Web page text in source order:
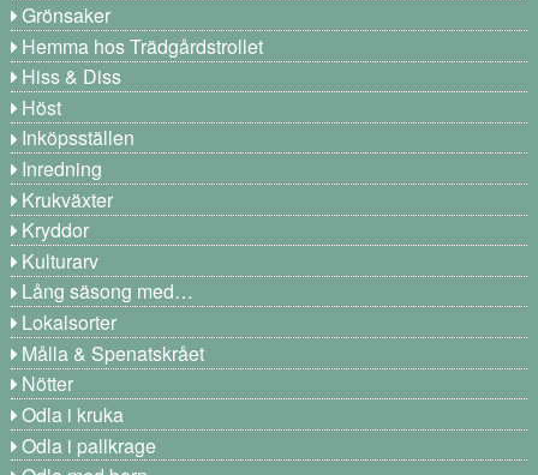
Grönsaker
Hemma hos Trädgårdstrollet
Hiss & Diss
Höst
Inköpsställen
Inredning
Krukväxter
Kryddor
Kulturarv
Lång säsong med…
Lokalsorter
Målla & Spenatskrået
Nötter
Odla i kruka
Odla i pallkrage